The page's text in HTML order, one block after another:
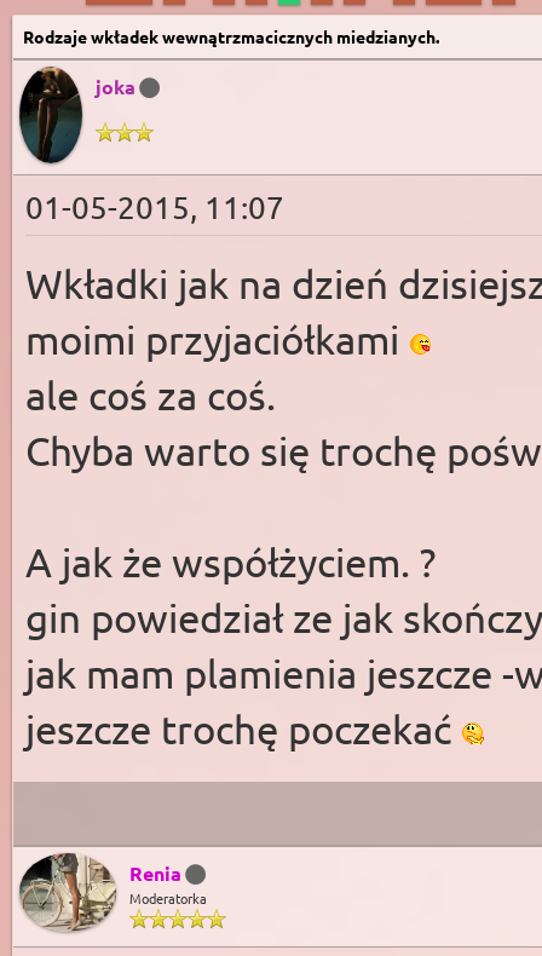
Rodzaje wkładek wewnątrzmacicznych miedzianych.
joka
01-05-2015, 11:07
Wkładki jak na dzień
moimi przyjaciółkami
ale coś za coś.
Chyba warto się trochę
A jak że współżyciem. ?
gin powiedział ze jak
jak mam plamienia jeszcze
jeszcze trochę poczekać
Renia
Moderatorka